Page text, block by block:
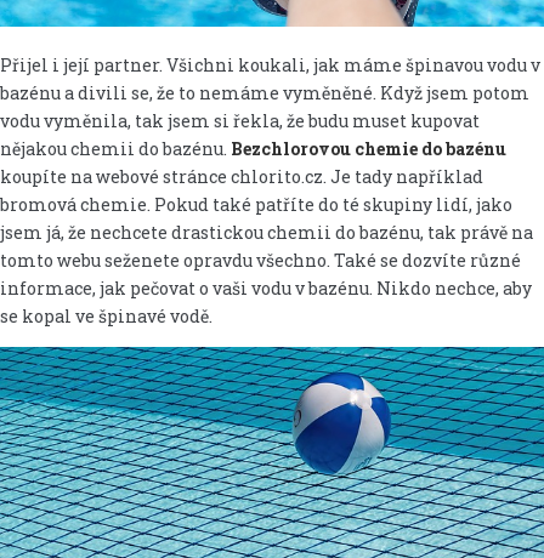
Přijel i její partner. Všichni koukali, jak máme špinavou vodu v
bazénu a divili se, že to nemáme vyměněné. Když jsem potom
vodu vyměnila, tak jsem si řekla, že budu muset kupovat
nějakou chemii do bazénu. Bezchlorovou chemie do bazénu
koupíte na webové stránce chlorito.cz. Je tady například
bromová chemie. Pokud také patříte do té skupiny lidí, jako
jsem já, že nechcete drastickou chemii do bazénu, tak právě na
tomto webu seženete opravdu všechno. Také se dozvíte různé
informace, jak pečovat o vaši vodu v bazénu. Nikdo nechce, aby
se kopal ve špinavé vodě.